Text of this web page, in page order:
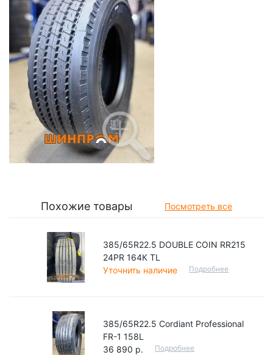
Похожие товары Посмотреть все
385/65R22.5 DOUBLE COIN RR215
24PR 164К TL
Уточнить наличие
Подробнее
385/65R22.5 Cordiant Professional
FR-1 158L
36 890 р.
Подробнее